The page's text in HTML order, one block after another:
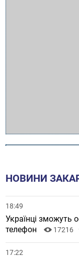
НОВИНИ
18:49
Українці зможуть
телефон
17216
17:22